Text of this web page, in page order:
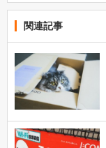
関連記事